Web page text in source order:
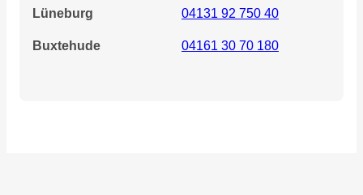
Lüneburg
Buxtehude
04131 92 750 40
04161 30 70 180